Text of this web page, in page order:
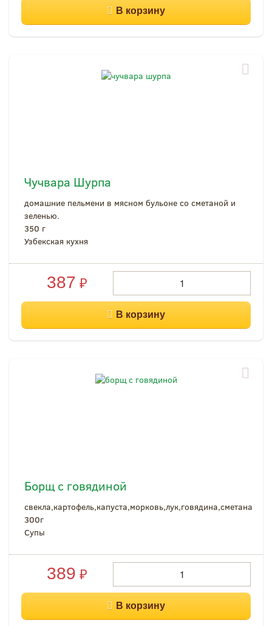
Чучвара Шурпа
домашние пельмени в мясном бульоне со сметаной и
зеленью.
350 г
Узбекская кухня
387 ₽
Борщ с говядиной
свекла,картофель,капуста,морковь,лук,говядина,сметана
300г
Супы
389 ₽